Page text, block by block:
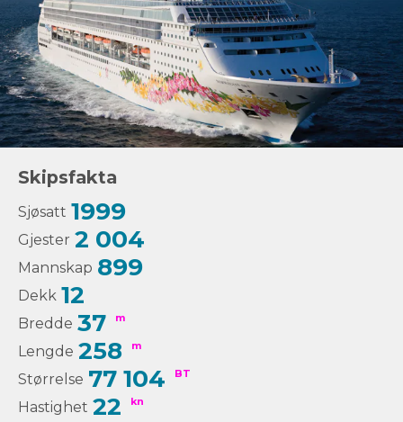
Skipsfakta
Sjøsatt 1999
Gjester 2 004
Mannskap 899
Dekk 12
Bredde 37 m
Lengde 258 m
Størrelse 77 104 BT
Hastighet 22 kn